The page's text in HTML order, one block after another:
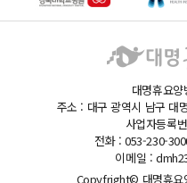
대명휴요
주소 : 대구 광역시 남구 대
사업자등록
전화 : 053-230-
이메일 :
Copyfright© 대명휴요